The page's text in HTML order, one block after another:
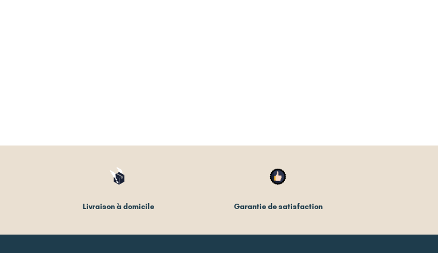
Livraison à domicile Garantie de satisfaction